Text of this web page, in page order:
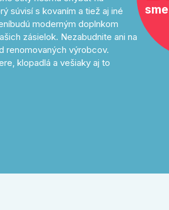
súvisí s kovaním a tiež aj iné
moderným doplnkom
zásielok. Nezabudnite ani na
renomovaných výrobcov.
klopadlá a vešiaky aj to